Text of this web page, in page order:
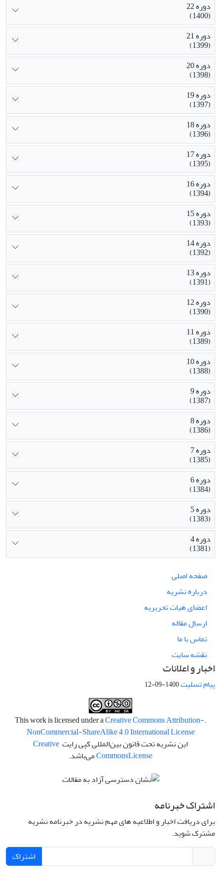
دوره 22
(1400)
دوره 21
(1399)
دوره 20
(1398)
دوره 19
(1397)
دوره 18
(1396)
دوره 17
(1395)
دوره 16
(1394)
دوره 15
(1393)
دوره 14
(1392)
دوره 13
(1391)
دوره 12
(1390)
دوره 11
(1389)
دوره 10
(1388)
دوره 9
(1387)
دوره 8
(1386)
دوره 7
(1385)
دوره 6
(1384)
دوره 5
(1383)
دوره 4
(1381)
صفحه اصلی
درباره نشریه
اعضای هیات تحریریه
ارسال مقاله
تماس با ما
نقشه سایت
اخبار و اعلانات
پیام تسلیت1400-09-12
.This work is licensed under a
Creative Commons Attribution-
NonCommercial-ShareAlike 4.0 International License
این نشریه تحت قانون بین‌المللی کپی رایت Creative
CommonsLicense می‌باشد.
اشتراک خبرنامه
برای دریافت اخبار و اطلاعیه های مهم نشریه در خبرنامه نشریه
مشترک شوید.
اشتراک